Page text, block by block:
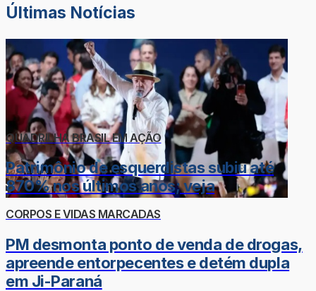
Últimas Notícias
QUADRILHA BRASIL EM AÇÃO
Patrimônio de esquerdistas subiu até
870% nos últimos anos; veja
CORPOS E VIDAS MARCADAS
PM desmonta ponto de venda de drogas,
apreende entorpecentes e detém dupla
em Ji-Paraná